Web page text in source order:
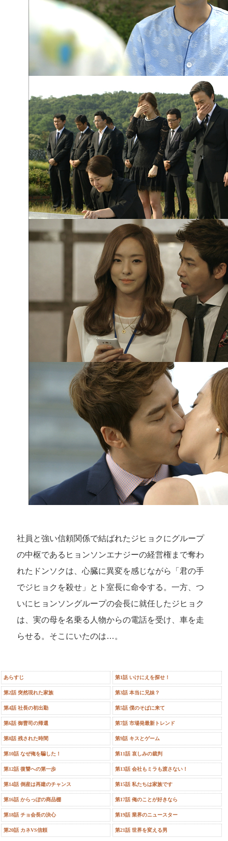
社員と強い信頼関係で結ばれたジヒョクにグループ
の中枢であるヒョンソンエナジーの経営権まで奪わ
れたドンソクは、心臓に異変を感じながら「君の手
でジヒョクを殺せ」とト室長に命令する。一方、つ
いにヒョンソングループの会長に就任したジヒョク
は、実の母を名乗る人物からの電話を受け、車を走
らせる。そこにいたのは…。
あらすじ 第1話 いけにえを探せ！
第2話 突然現れた家族 第3話 本当に兄妹？
第4話 社長の初出勤 第5話 僕のそばに来て
第6話 御曹司の帰還 第7話 市場発最新トレンド
第8話 残された時間 第9話 キスとゲーム
第10話 なぜ俺を騙した！ 第11話 哀しみの裁判
第12話 復讐への第一歩 第13話 会社もミラも渡さない！
第14話 倒産は再建のチャンス 第15話 私たちは家族です
第16話 からっぽの商品棚 第17話 俺のことが好きなら
第18話 チョ会長の決心 第19話 業界のニュースター
第20話 カネVS信頼 第21話 世界を変える男